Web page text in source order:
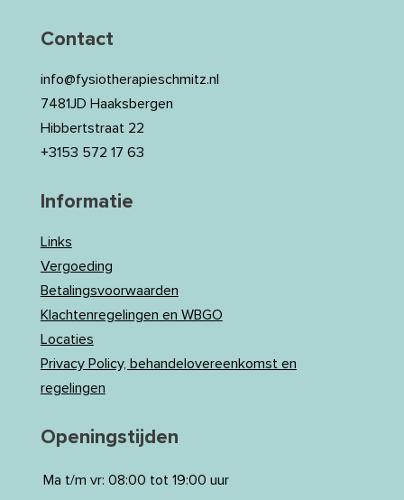
Contact
info@fysiotherapieschmitz.nl
7481JD Haaksbergen
Hibbertstraat 22
+3153 572 17 63
Informatie
Links
Vergoeding
Betalingsvoorwaarden
Klachtenregelingen en WBGO
Locaties
Privacy Policy, behandelovereenkomst en
regelingen
Openingstijden
Ma t/m vr: 08:00 tot 19:00 uur